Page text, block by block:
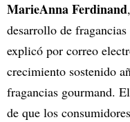
MarieAnna Ferdinand
desarrollo de fragancias
explicó por correo
crecimiento sostenido
fragancias gourmand.
de que los